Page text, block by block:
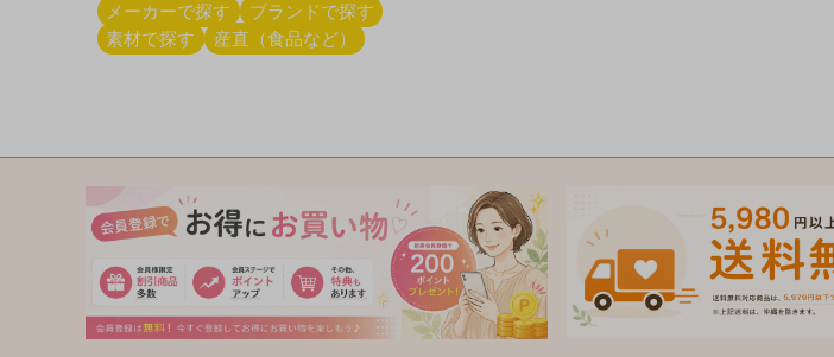
メーカーで探す
ブランドで探す
素材で探す
産直（食品など）